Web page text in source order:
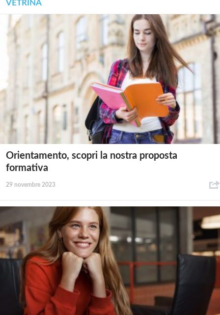
VETRINA
Orientamento, scopri la nostra proposta
formativa
29 novembre 2023